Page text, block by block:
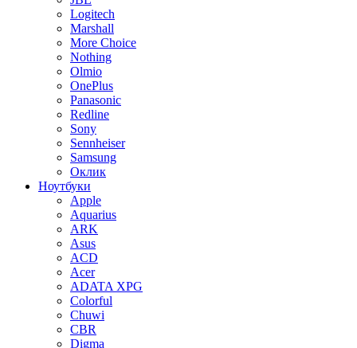
Logitech
Marshall
More Choice
Nothing
Olmio
OnePlus
Panasonic
Redline
Sony
Sennheiser
Samsung
Оклик
Ноутбуки
Apple
Aquarius
ARK
Asus
ACD
Acer
ADATA XPG
Colorful
Chuwi
CBR
Digma